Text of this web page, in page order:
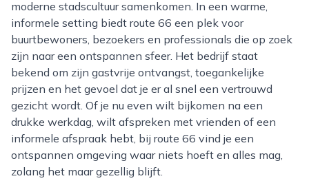
moderne stadscultuur samenkomen. In een warme,
informele setting biedt route 66 een plek voor
buurtbewoners, bezoekers en professionals die op zoek
zijn naar een ontspannen sfeer. Het bedrijf staat
bekend om zijn gastvrije ontvangst, toegankelijke
prijzen en het gevoel dat je er al snel een vertrouwd
gezicht wordt. Of je nu even wilt bijkomen na een
drukke werkdag, wilt afspreken met vrienden of een
informele afspraak hebt, bij route 66 vind je een
ontspannen omgeving waar niets hoeft en alles mag,
zolang het maar gezellig blijft.